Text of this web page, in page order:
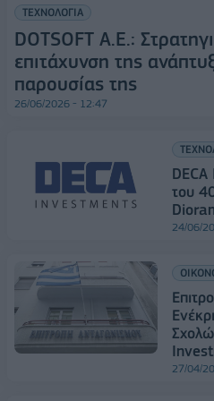
ΤΕΧΝΟΛΟΓΙΑ
DOTSOFT A.E.:
επιτάχυνση της
παρουσίας της
26/06/2026 - 12:47
του
24/06/
27/04/